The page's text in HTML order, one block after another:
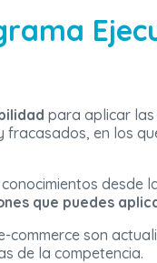
para aplicar las
en los
desde
que puedes
commerce son
de la competencia.